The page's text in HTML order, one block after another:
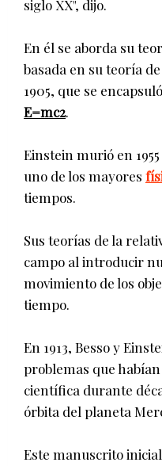
siglo XX", dijo.
En él se aborda su
basada en su teoría
1905, que se
E=mc2.
Einstein murió en
uno de los mayores
tiempos.
Sus teorías de la
campo al introducir
movimiento de los
tiempo.
En 1913, Besso y
problemas que
científica durante
órbita del planeta
Este manuscrito